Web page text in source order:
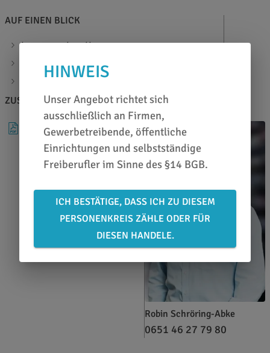
AUF EINEN BLICK
transparent matt
geeignete Druckfolie: Avery Dennnison MPI 200X
Materialstärke: 80µ
ZUSATZINFOS
DATENBLATT
BERATEN LASSEN
Robin Schröring-Abke
0651 46 27 79 80
HINWEIS
Unser Angebot richtet sich
ausschließlich an Firmen,
Gewerbetreibende, öffentliche
Einrichtungen und selbstständige
Freiberufler im Sinne des §14 BGB.
ICH BESTÄTIGE, DASS ICH ZU DIESEM
PERSONENKREIS ZÄHLE ODER FÜR
DIESEN HANDELE.